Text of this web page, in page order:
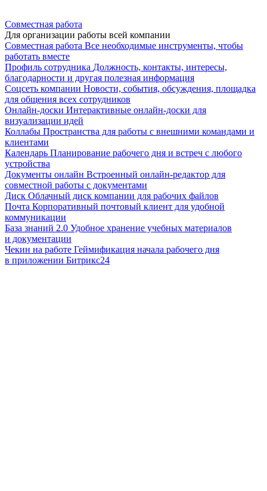
Совместная работа
Для организации работы всей компании
Совместная работа Все необходимые инструменты, чтобы
работать вместе
Профиль сотрудника Должность, контакты, интересы,
благодарности и другая полезная информация
Соцсеть компании Новости, события, обсуждения, площадка
для общения всех сотрудников
Онлайн-доски Интерактивные онлайн-доски для
визуализации идей
Коллабы Пространства для работы с внешними командами и
клиентами
Календарь Планирование рабочего дня и встреч с любого
устройства
Документы онлайн Встроенный онлайн-редактор для
совместной работы с документами
Диск Облачный диск компании для рабочих файлов
Почта Корпоративный почтовый клиент для удобной
коммуникации
База знаний 2.0 Удобное хранение учебных материалов
и документации
Чекин на работе Геймификация начала рабочего дня
в приложении Битрикс24